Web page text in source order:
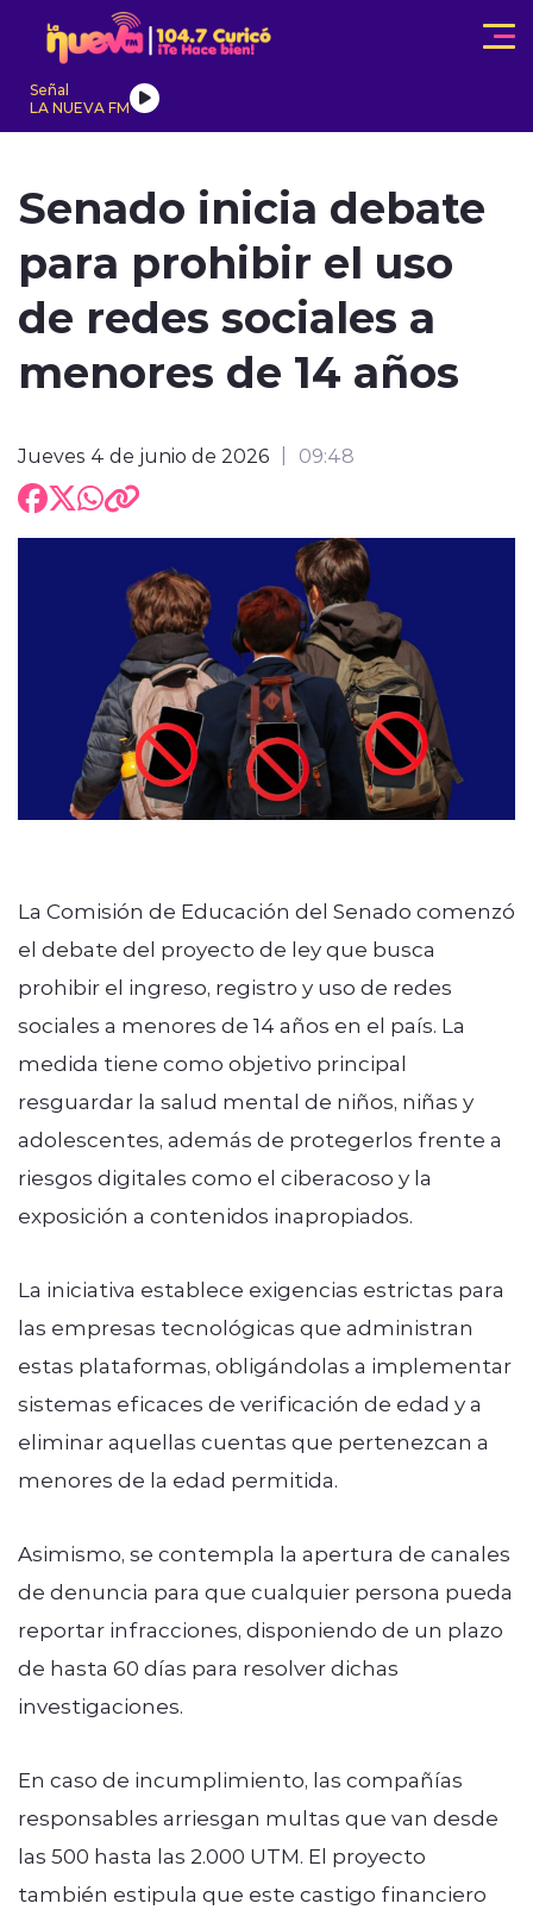
Click acá para ir directamente al contenido
Señal
LA NUEVA FM
ACTUALIDAD TENDENCIAS
modo claro
Senado inicia debate
para prohibir el uso
de redes sociales a
menores de 14 años
Jueves 4 de junio de 2026 09:48
La Comisión de Educación del Senado comenzó
el debate del proyecto de ley que busca
prohibir el ingreso, registro y uso de redes
sociales a menores de 14 años en el país. La
medida tiene como objetivo principal
resguardar la salud mental de niños, niñas y
adolescentes, además de protegerlos frente a
riesgos digitales como el ciberacoso y la
exposición a contenidos inapropiados.
La iniciativa establece exigencias estrictas para
las empresas tecnológicas que administran
estas plataformas, obligándolas a implementar
sistemas eficaces de verificación de edad y a
eliminar aquellas cuentas que pertenezcan a
menores de la edad permitida.
Asimismo, se contempla la apertura de canales
de denuncia para que cualquier persona pueda
reportar infracciones, disponiendo de un plazo
de hasta 60 días para resolver dichas
investigaciones.
En caso de incumplimiento, las compañías
responsables arriesgan multas que van desde
las 500 hasta las 2.000 UTM. El proyecto
también estipula que este castigo financiero